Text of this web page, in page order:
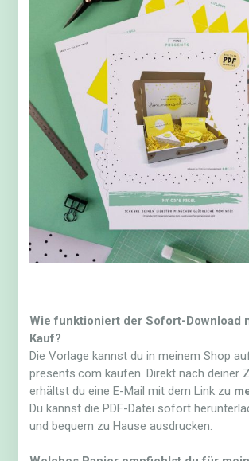
Wie funktioniert der Sofort-Download
Kauf?
Die Vorlage kannst du in meinem Shop
presents.com kaufen. Direkt nach deiner
erhältst du eine E-Mail mit dem Link zu
Du kannst die PDF-Datei sofort
und bequem zu Hause ausdrucken.